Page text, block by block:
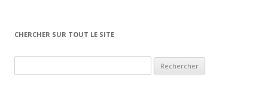
CHERCHER SUR TOUT LE SITE